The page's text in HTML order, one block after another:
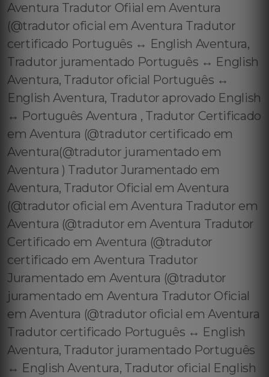
Aventura Tradutor Ofiial em Aventura
(@tradutor oficial em Aventura Tradutor
certificado Português ↔️ English Aventura,
Tradutor juramentado Português ↔️ English
Aventura, Tradutor oficial Português ↔️
English Aventura, Tradutor aprovado English
↔️ Português Aventura , Tradutor Certificado
em Aventura (@tradutor certificado em
Aventura(@tradutor juramentado em
Aventura ) Tradutor Juramentado em
Aventura, Tradutor Oficial em Aventura
(@tradutor oficial em Aventura Tradutor em
Aventura (@tradutor em Aventura Tradutor
Certificado em Aventura (@tradutor
certificado em Aventura Tradutor
Juramentado em Aventura (@tradutor
juramentado em Aventura Tradutor Oficial
em Aventura (@tradutor oficial em Aventura
Tradutor certificado Português ↔️ English
Aventura, Tradutor juramentado Português
↔️ English Aventura, Tradutor oficial English